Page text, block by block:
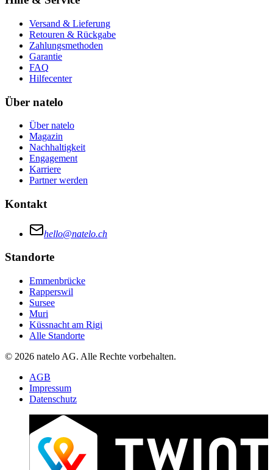
Versand & Lieferung
Retouren & Rückgabe
Zahlungsmethoden
Garantie
FAQ
Hilfecenter
Über natelo
Über natelo
Magazin
Nachhaltigkeit
Engagement
Karriere
Partner werden
Kontakt
hello@natelo.ch
Standorte
Emmenbrücke
Rapperswil
Sursee
Muri
Küssnacht am Rigi
Alle Standorte
© 2026 natelo AG. Alle Rechte vorbehalten.
AGB
Impressum
Datenschutz